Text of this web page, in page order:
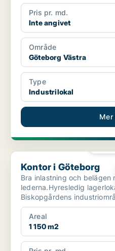
Pris pr. md.
Inte angivet
Område
Göteborg Västra
Type
Industrilokal
Mer
Kontor i Göteborg
Kontor i Göteborg
Bra inlastning och belägen
lederna.Hyresledig
Biskopgårdens
markplan med markp...
Areal
1 150 m2